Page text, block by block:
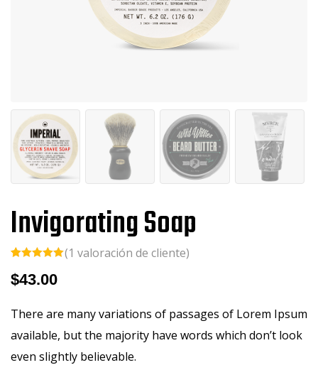
Invigorating Soap
5.00sobre
5 basado
de cliente
(1 valoración de cliente)
$43.00
There are many variations of passages of Lorem Ipsum
available, but the majority have words which don’t look
even slightly believable.